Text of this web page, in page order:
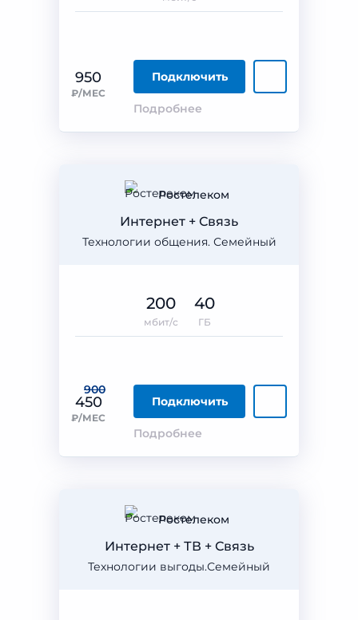
950
₽/МЕС
Подключить
Подробнее
Ростелеком
Технологии общения. Семейный
Интернет + Связь
900
450
₽/МЕС
Подключить
Подробнее
200
мбит/с
40
ГБ
Ростелеком
Технологии выгоды.Семейный
Интернет + ТВ + Связь